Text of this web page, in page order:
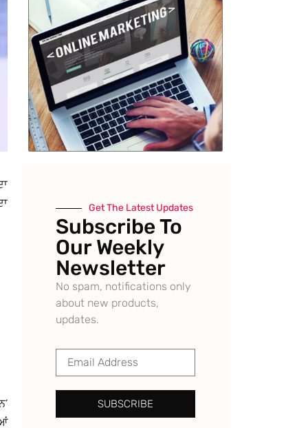
Get The Latest Updates
Subscribe To
Our Weekly
Newsletter
No spam, notifications only
about new products,
updates.
SUBSCRIBE